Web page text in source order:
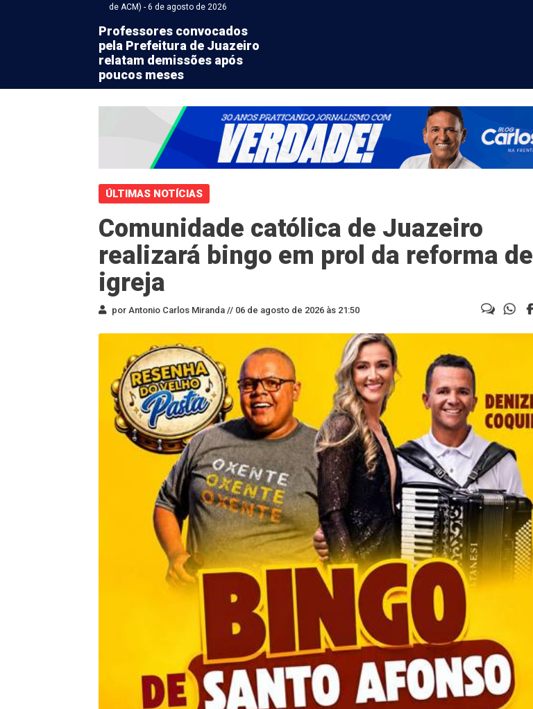
de ACM) - 6 de agosto de 2026
Professores convocados
pela Prefeitura de Juazeiro
relatam demissões após
poucos meses
ÚLTIMAS NOTÍCIAS
Comunidade católica de Juazeiro
realizará bingo em prol da reforma de
igreja
por Antonio Carlos Miranda // 06 de agosto de 2026 às 21:50